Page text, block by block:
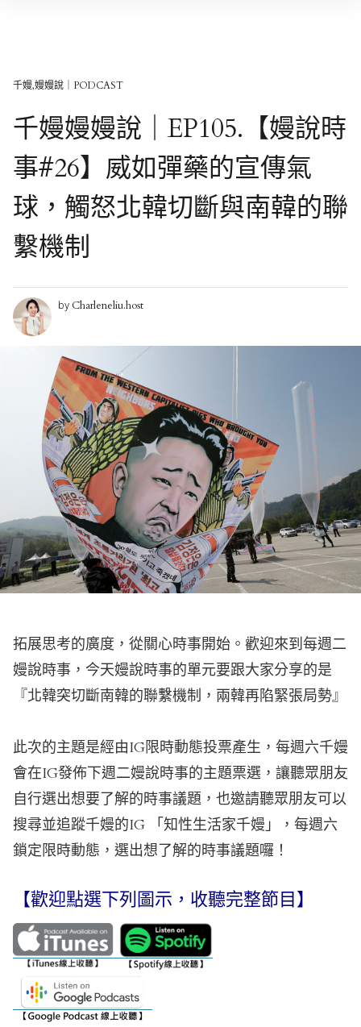
千嫚,嫚嫚說｜PODCAST
千嫚嫚嫚說｜EP105.【嫚說時
事#26】威如彈藥的宣傳氣
球，觸怒北韓切斷與南韓的聯
繫機制
by Charleneliu.host
拓展思考的廣度，從關心時事開始。歡迎來到每週二
嫚說時事，今天嫚說時事的單元要跟大家分享的是
『北韓突切斷南韓的聯繫機制，兩韓再陷緊張局勢』
此次的主題是經由IG限時動態投票產生，每週六千嫚
會在IG發佈下週二嫚說時事的主題票選，讓聽眾朋友
自行選出想要了解的時事議題，也邀請聽眾朋友可以
搜尋並追蹤千嫚的IG 「知性生活家千嫚」，每週六
鎖定限時動態，選出想了解的時事議題囉！
【歡迎點選下列圖示，收聽完整節目】